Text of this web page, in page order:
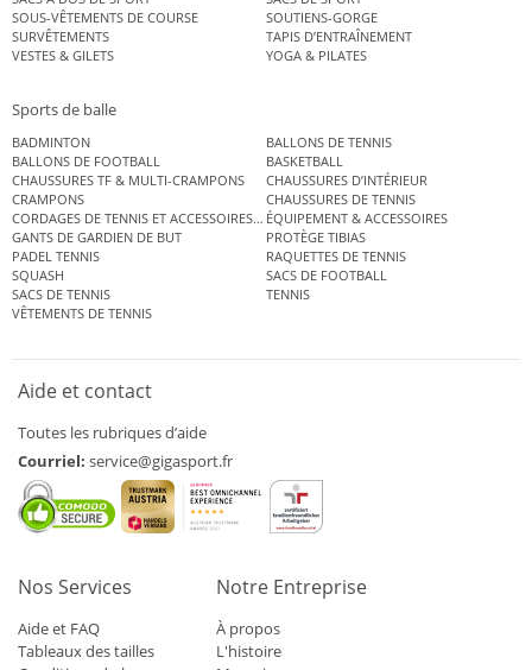
SOUS-VÊTEMENTS DE COURSE
SOUTIENS-GORGE
SURVÊTEMENTS
TAPIS D’ENTRAÎNEMENT
VESTES & GILETS
YOGA & PILATES
Sports de balle
BADMINTON
BALLONS DE TENNIS
BALLONS DE FOOTBALL
BASKETBALL
CHAUSSURES TF & MULTI-CRAMPONS
CHAUSSURES D’INTÉRIEUR
CRAMPONS
CHAUSSURES DE TENNIS
CORDAGES DE TENNIS ET ACCESSOIRES DE TENNISÉQUIPEMENT & ACCESSOIRES
GANTS DE GARDIEN DE BUT
PROTÈGE TIBIAS
PADEL TENNIS
RAQUETTES DE TENNIS
SQUASH
SACS DE FOOTBALL
SACS DE TENNIS
TENNIS
VÊTEMENTS DE TENNIS
Aide et contact
Toutes les rubriques d’aide
Courriel: service@gigasport.fr
Nos Services
Aide et FAQ
Tableaux des tailles
Notre Entreprise
À propos
L'histoire